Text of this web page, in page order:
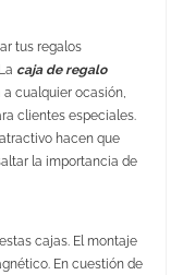
tus regalos
caja de regalo
a cualquier ocasión,
clientes especiales.
hacen que
la importancia de
cajas. El montaje
En cuestión de